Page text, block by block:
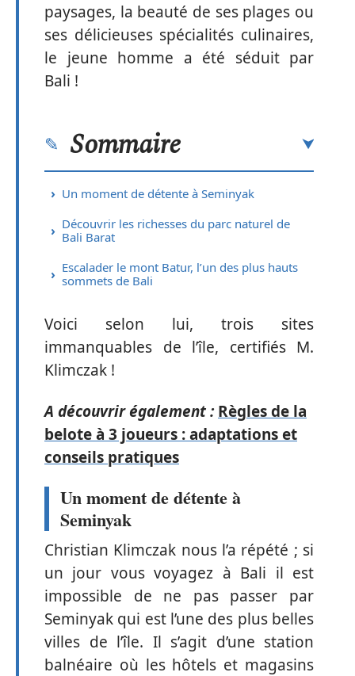
paysages, la beauté de ses plages ou
ses délicieuses spécialités culinaires,
le jeune homme a été séduit par
Bali !
Sommaire
Un moment de détente à Seminyak
Découvrir les richesses du parc naturel de
Bali Barat
Escalader le mont Batur, l’un des plus hauts
sommets de Bali
Voici selon lui, trois sites
immanquables de l’île, certifiés M.
Klimczak !
A découvrir également : Règles de la
belote à 3 joueurs : adaptations et
conseils pratiques
Un moment de détente à
Seminyak
Christian Klimczak nous l’a répété ; si
un jour vous voyagez à Bali il est
impossible de ne pas passer par
Seminyak qui est l’une des plus belles
villes de l’île. Il s’agit d’une station
balnéaire où les hôtels et magasins